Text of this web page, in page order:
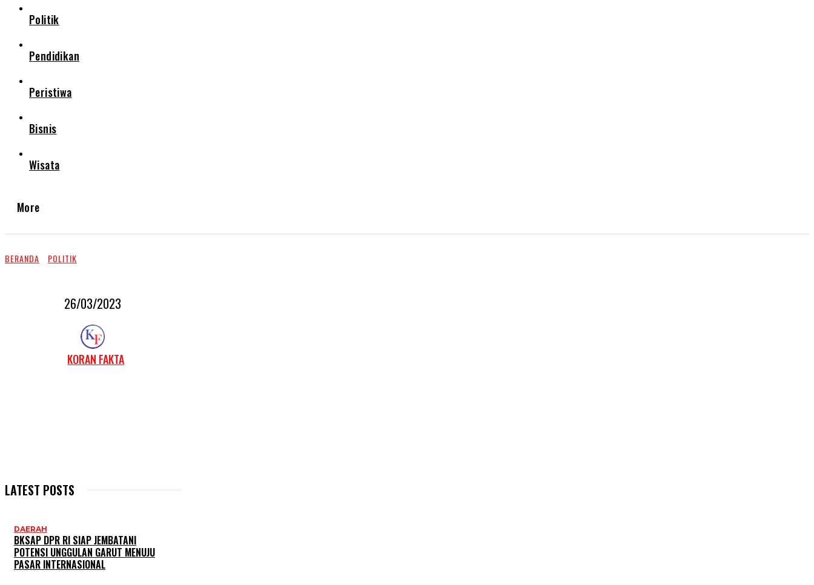
Politik
Pendidikan
Peristiwa
Bisnis
Wisata
More
BERANDA POLITIK
26/03/2023
KORAN FAKTA
LATEST POSTS
DAERAH
BKSAP DPR RI SIAP JEMBATANI
POTENSI UNGGULAN GARUT MENUJU
PASAR INTERNASIONAL